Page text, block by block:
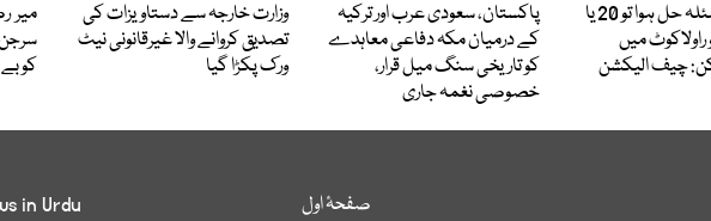
دھرنے کا مسئلہ حل ہوا تو 20 یا
راولاکوٹ میں
چیف الیکشن
پاکستان، سعودی عرب اور ترکیہ
کے درمیان مکہ دفاعی معاہدے
کو تاریخی سنگ میل قرار،
خصوصی نغمہ جاری
وزارت خارجہ سے دستاویزات کی
تصدیق کروانے والا غیرقانونی نیٹ
ورک پکڑا گیا
میر
کو
صفحۂ اول
in Urdu